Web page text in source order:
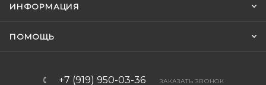
ИНФОРМАЦИЯ
ПОМОЩЬ
+7 (919) 950-03-36 ЗАКАЗАТЬ ЗВОНОК